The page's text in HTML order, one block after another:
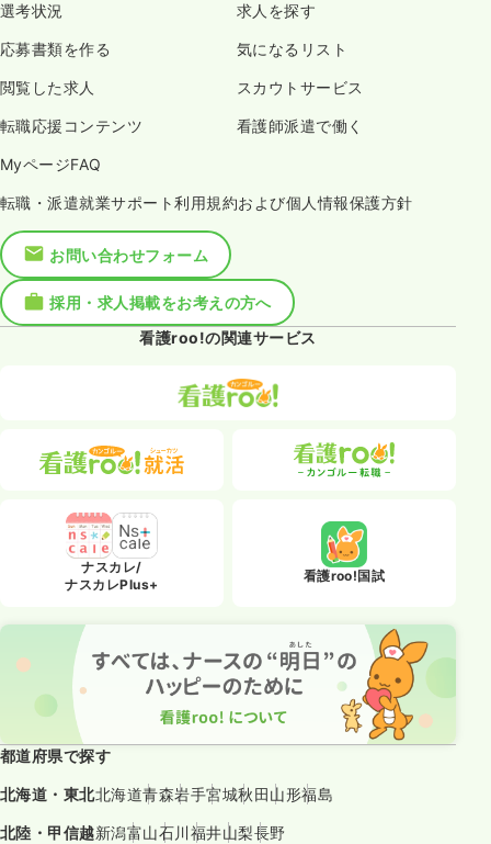
選考状況 求人を探す
応募書類を作る 気になるリスト
閲覧した求人 スカウトサービス
転職応援コンテンツ 看護師派遣で働く
MyページFAQ
転職・派遣就業サポート利用規約および個人情報保護方針
お問い合わせフォーム
採用・求人掲載をお考えの方へ
看護roo!の関連サービス
ナスカレ/
ナスカレPlus+
看護roo!国試
都道府県で探す
北海道・東北北海道青森岩手宮城秋田山形福島
北陸・甲信越新潟富山石川福井山梨長野